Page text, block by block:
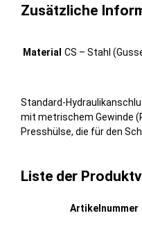
Zusätzliche
Material CS – Stahl
Standard-
mit metrischem Gewinde
Presshülse, die für den
Liste der
Artikelnummer